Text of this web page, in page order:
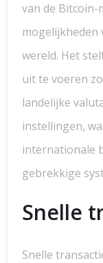
van de
mogelijkheden
wereld. Het
uit te voeren
landelijke
instellingen,
internationale
gebrekkige
Snelle
Snelle